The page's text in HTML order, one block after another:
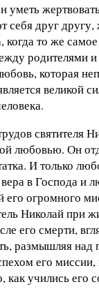
уметь
себя друг
когда то же
родителями и
которая
великой
святителя
любовью. Он
И только
в Господа и
огромного
Николай при
его смерти,
размышляя над
его
как учились его